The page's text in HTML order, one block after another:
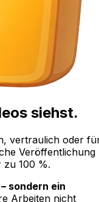
siehst.
vertraulich oder
Veröffentlichung
zu 100 %.
sondern ein
Arbeiten nicht